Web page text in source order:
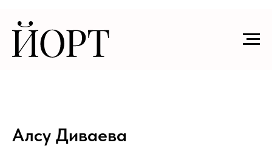
Алсу Диваева